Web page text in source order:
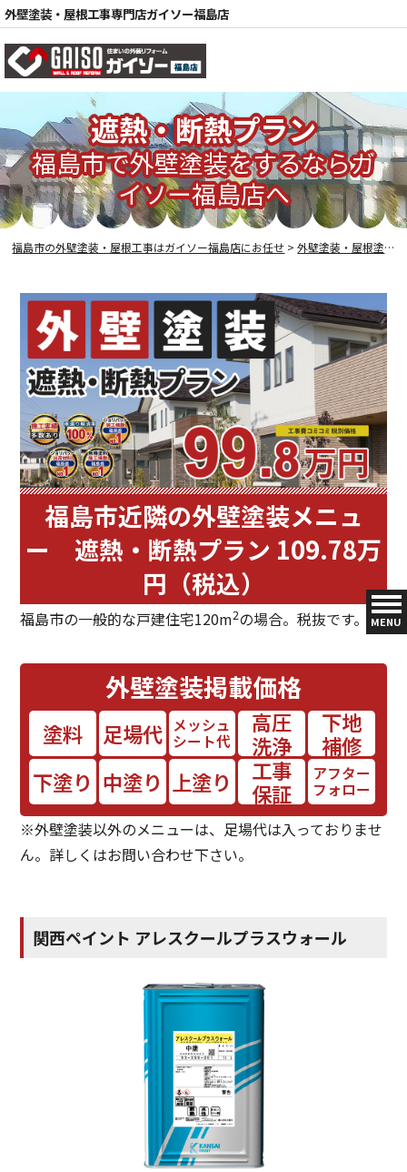
外壁塗装・屋根工事専門店ガイソー福島店
電話
MENU
遮熱・断熱プラン
福島市で外壁塗装をするならガ
イソー福島店へ
福島市の外壁塗装・屋根工事はガイソー福島店にお任せ >外壁塗装・屋根塗装メニュー
福島市近隣の外壁塗装メニュ
ー 遮熱・断熱プラン 109.78万
円（税込）
福島市の一般的な戸建住宅120m2の場合。税抜です。
外壁塗装掲載価格
塗料 足場代 メッシュ
シート代
高圧
洗浄
下地
補修
下塗り 中塗り 上塗り
工事
保証
アフター
フォロー
※外壁塗装以外のメニューは、足場代は入っておりませ
ん。詳しくはお問い合わせ下さい。
関西ペイント アレスクールプラスウォール